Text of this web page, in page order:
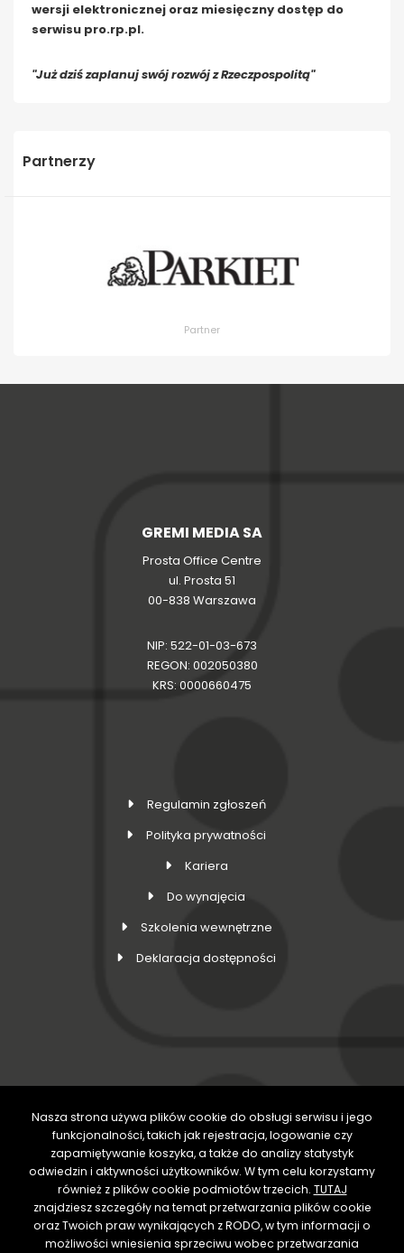
wersji elektronicznej oraz miesięczny dostęp do
serwisu pro.rp.pl.
"Już dziś zaplanuj swój rozwój z Rzeczpospolitą"
Partnerzy
Partner
GREMI MEDIA SA
Prosta Office Centre
ul. Prosta 51
00-838 Warszawa
NIP: 522-01-03-673
REGON: 002050380
KRS: 0000660475
Regulamin zgłoszeń
Polityka prywatności
Kariera
Do wynajęcia
Szkolenia wewnętrzne
Deklaracja dostępności
DOŁĄCZ DO NAS
Nasza strona używa plików cookie do obsługi serwisu i jego
funkcjonalności, takich jak rejestracja, logowanie czy
zapamiętywanie koszyka, a także do analizy statystyk
odwiedzin i aktywności użytkowników. W tym celu korzystamy
również z plików cookie podmiotów trzecich. TUTAJ
znajdziesz szczegóły na temat przetwarzania plików cookie
oraz Twoich praw wynikających z RODO, w tym informacji o
możliwości wniesienia sprzeciwu wobec przetwarzania